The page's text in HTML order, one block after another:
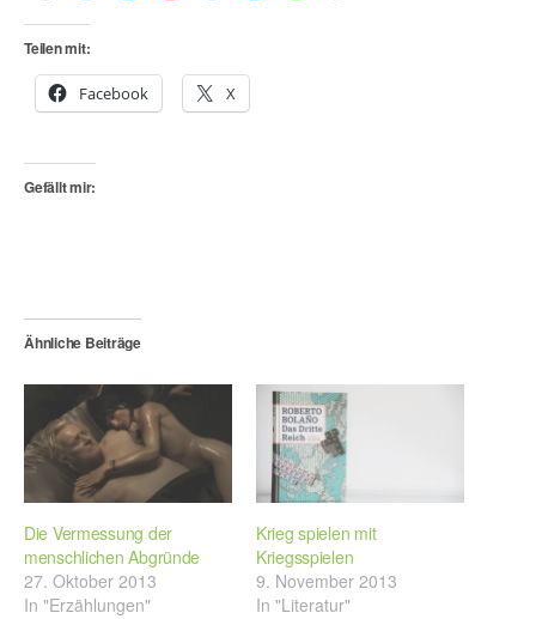
Teilen mit:
Facebook X
Gefällt mir:
Ähnliche Beiträge
Die Vermessung der
menschlichen Abgründe
27. Oktober 2013
In "Erzählungen"
Krieg spielen mit
Kriegsspielen
9. November 2013
In "Literatur"